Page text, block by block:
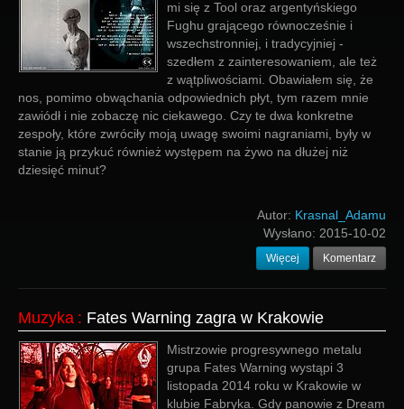
Forum
Więcej
mi się z Tool oraz argentyńskiego
Fughu grającego równocześnie i
wszechstronniej, i tradycyjniej -
szedłem z zainteresowaniem, ale też
z wątpliwościami. Obawiałem się, że
nos, pomimo obwąchania odpowiednich płyt, tym razem mnie
zawiódł i nie zobaczę nic ciekawego. Czy te dwa konkretne
zespoły, które zwróciły moją uwagę swoimi nagraniami, były w
stanie ją przykuć również występem na żywo na dłużej niż
dziesięć minut?
Autor: Krasnal_Adamu
Wysłano: 2015-10-02
Więcej Komentarz
Muzyka : Fates Warning zagra w Krakowie
Mistrzowie progresywnego metalu
grupa Fates Warning wystąpi 3
listopada 2014 roku w Krakowie w
klubie Fabryka. Gdy panowie z Dream